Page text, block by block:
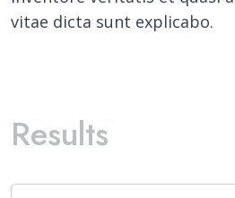
vitae dicta sunt explicabo.
Results